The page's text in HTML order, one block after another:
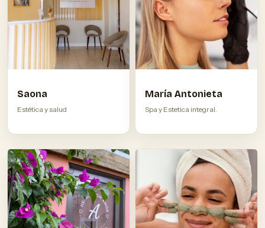
Saona
Estética y salud
María Antonieta
Spa y Estetica integral.